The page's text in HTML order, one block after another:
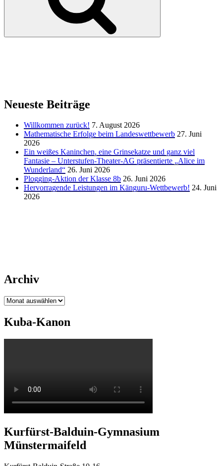
Neueste Beiträge
Willkommen zurück! 7. August 2026
Mathematische Erfolge beim Landeswettbewerb 27. Juni
2026
Ein weißes Kaninchen, eine Grinsekatze und ganz viel
Fantasie – Unterstufen-Theater-AG präsentierte „Alice im
Wunderland“ 26. Juni 2026
Plogging-Aktion der Klasse 8b 26. Juni 2026
Hervorragende Leistungen im Känguru-Wettbewerb! 24. Juni
2026
Archiv
Archiv
Kuba-Kanon
Kurfürst-Balduin-Gymnasium
Münstermaifeld